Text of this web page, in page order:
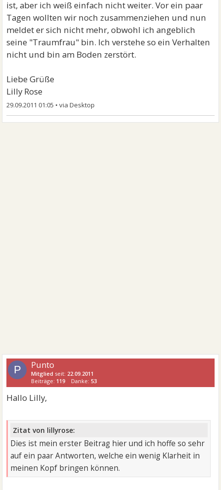
ist, aber ich weiß einfach nicht weiter. Vor ein paar
Tagen wollten wir noch zusammenziehen und nun
meldet er sich nicht mehr, obwohl ich angeblich
seine "Traumfrau" bin. Ich verstehe so ein Verhalten
nicht und bin am Boden zerstört.
Liebe Grüße
Lilly Rose
29.09.2011 01:05 •
P Punto
Mitglied seit: 22.09.2011
Beiträge: 119 Danke:53
Hallo Lilly,
Zitat von lillyrose:
Dies ist mein erster Beitrag hier und ich hoffe so sehr
auf ein paar Antworten, welche ein wenig Klarheit in
meinen Kopf bringen können.